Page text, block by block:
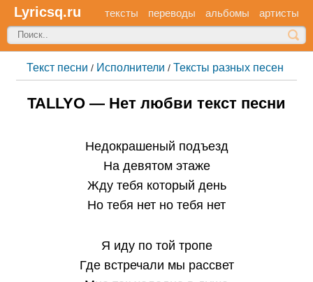
Lyricsq.ru тексты переводы альбомы артисты
Текст песни / Исполнители / Тексты разных песен
TALLYO — Нет любви текст песни
Недокрашеный подъезд
На девятом этаже
Жду тебя который день
Но тебя нет но тебя нет
Я иду по той тропе
Где встречали мы рассвет